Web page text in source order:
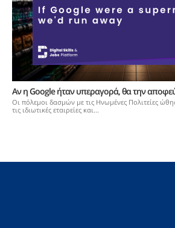
Αν η Google ήταν υπεραγορά, θα την
Οι πόλεμοι δασμών με τις Ηνωμένες Πολιτείες
τις ιδιωτικές εταιρείες και...